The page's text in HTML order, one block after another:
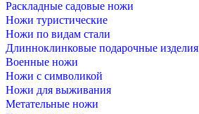
Раскладные садовые ножи
Ножи туристические
Ножи по видам стали
Длинноклинковые подарочные изделия
Военные ножи
Ножи с символикой
Ножи для выживания
Метательные ножи